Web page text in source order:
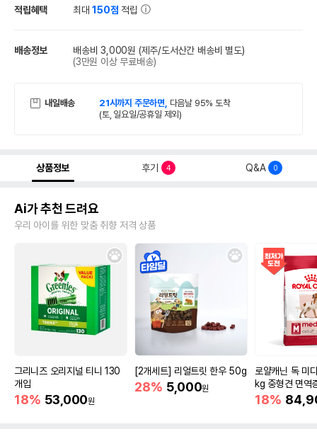
적립혜택 최대150점 적립
배송정보 배송비 3,000원 (제주/도서산간 배송비 별도)
(3만원 이상 무료배송)
내일배송 21시까지 주문하면, 다음날 95% 도착
(토, 일요일/공휴일 제외)
상품정보 후기 4 Q&A 0
Ai가 추천 드려요
우리 아이를 위한 맞춤 취향 저격 상품
그리니즈 오리지널 티니 130
개입
18% 53,000원
[2개세트] 리얼트릿 한우 50g
28% 5,000원
로얄캐닌 독 미
kg 중형견 면역
18%